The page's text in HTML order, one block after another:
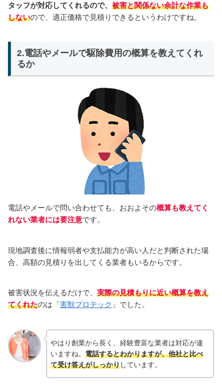
タッフが対応してくれるので、 被害と関係ない余計な作業も
しないので、適正価格で見積りできるというわけですね。
2.電話やメールで駆除費用の概算を教えてくれ
るか
電話やメールで問い合わせても、おおよその概算も教えてく
れない業者には要注意です。
現地調査後に情報弱者や支払能力が高い人だと判断された場
合、高額の見積りを出してくる業者もいるからです。
被害状況を伝えるだけで、 実際の見積もりに近い概算を教え
てくれたのは「害獣プロテック 」でした。
やはり創業から長く、経験豊富な業者は対応が違
いますね。 電話するとわかりますが、他社と比べ
て受け答えがしっかりしています。